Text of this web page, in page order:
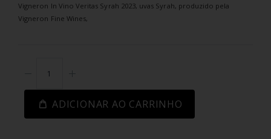
Vigneron In Vino Veritas Syrah 2023, uvas Syrah, produzido pela
Vigneron Fine Wines,
ADICIONAR AO CARRINHO